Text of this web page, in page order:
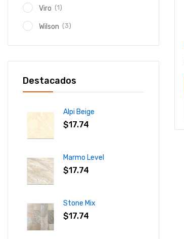
Viro (1)
Wilson (3)
Destacados
Alpi Beige
$17.74
Marmo Level
$17.74
Stone Mix
$17.74